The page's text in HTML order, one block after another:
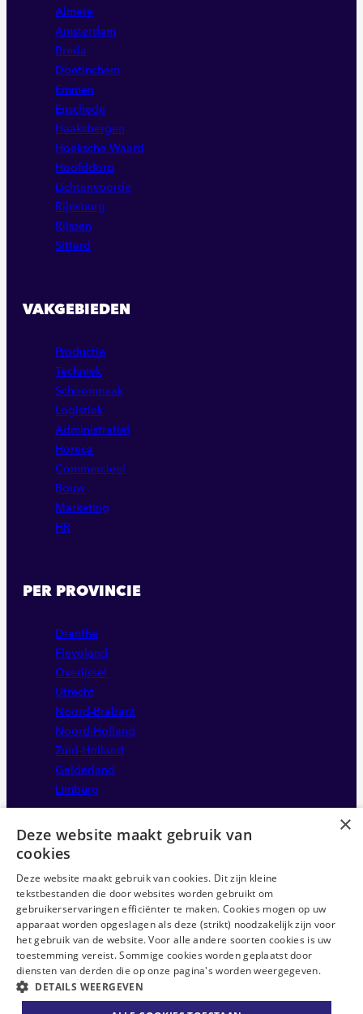
Almere
Amsterdam
Breda
Doetinchem
Emmen
Enschede
Haaksbergen
Hoeksche Waard
Hoofddorp
Lichtenvoorde
Rijnsburg
Rijssen
Sittard
VAKGEBIEDEN
Productie
Techniek
Schoonmaak
Logistiek
Administratief
Horeca
Commercieel
Bouw
Marketing
HR
PER PROVINCIE
Drenthe
Flevoland
Overijssel
Utrecht
Noord-Brabant
Noord-Holland
Zuid-Holland
Gelderland
Limburg
Disclaimer
Sitemap
Privacystatement
Anti-discriminatie statement
×
Deze website maakt gebruik van
cookies
Deze website maakt gebruik van cookies. Dit zijn kleine
tekstbestanden die door websites worden gebruikt om
gebruikerservaringen efficiënter te maken. Cookies mogen op uw
apparaat worden opgeslagen als deze (strikt) noodzakelijk zijn voor
het gebruik van de website. Voor alle andere soorten cookies is uw
toestemming vereist. Sommige cookies worden geplaatst door
diensten van derden die op onze pagina's worden weergegeven.
DETAILS WEERGEVEN